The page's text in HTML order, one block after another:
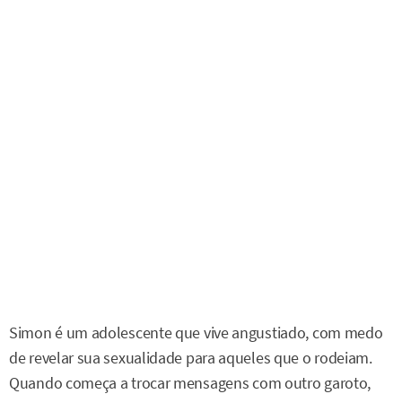
Simon é um adolescente que vive angustiado, com medo
de revelar sua sexualidade para aqueles que o rodeiam.
Quando começa a trocar mensagens com outro garoto,